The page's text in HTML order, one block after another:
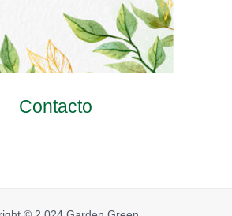
Contacto